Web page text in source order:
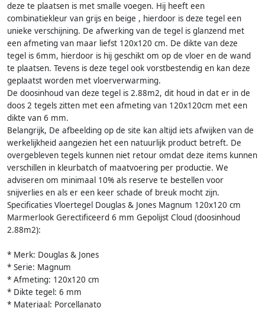
deze te plaatsen is met smalle voegen. Hij heeft een
combinatiekleur van grijs en beige , hierdoor is deze tegel een
unieke verschijning. De afwerking van de tegel is glanzend met
een afmeting van maar liefst 120x120 cm. De dikte van deze
tegel is 6mm, hierdoor is hij geschikt om op de vloer en de wand
te plaatsen. Tevens is deze tegel ook vorstbestendig en kan deze
geplaatst worden met vloerverwarming.
De doosinhoud van deze tegel is 2.88m2, dit houd in dat er in de
doos 2 tegels zitten met een afmeting van 120x120cm met een
dikte van 6 mm.
Belangrijk, De afbeelding op de site kan altijd iets afwijken van de
werkelijkheid aangezien het een natuurlijk product betreft. De
overgebleven tegels kunnen niet retour omdat deze items kunnen
verschillen in kleurbatch of maatvoering per productie. We
adviseren om minimaal 10% als reserve te bestellen voor
snijverlies en als er een keer schade of breuk mocht zijn.
Specificaties Vloertegel Douglas & Jones Magnum 120x120 cm
Marmerlook Gerectificeerd 6 mm Gepolijst Cloud (doosinhoud
2.88m2):
* Merk: Douglas & Jones
* Serie: Magnum
* Afmeting: 120x120 cm
* Dikte tegel: 6 mm
* Materiaal: Porcellanato